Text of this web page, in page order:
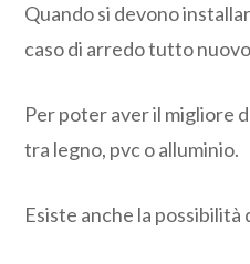
Quando si devono
caso di arredo tutto
Per poter aver il migliore
tra legno, pvc o alluminio.
Esiste anche la